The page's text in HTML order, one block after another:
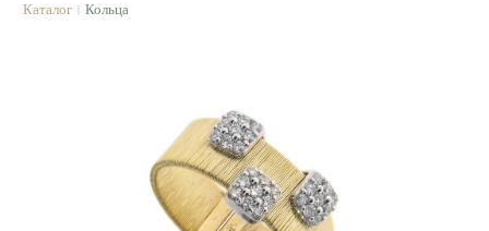
Каталог | Кольца